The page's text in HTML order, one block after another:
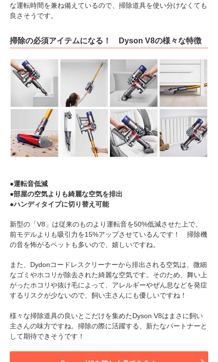
な運転時間を兼ね備えているので、掃除道具を使い分けなくても
良さそうです。
掃除の必須アイテムになる！ Dyson V8の様々な特徴
●運転音低減
●部屋の空気よりも綺麗な空気を排出
●ハンディタイプに切り替え可能
新型の「V8」は従来のものより運転音を50%低減させた上で、
前モデルよりも吸引力を15%アップさせているんです！ 掃除機
の音を怖がるペットも多いので、嬉しいですね。
また、Dydonコードレスクリーナーから排出される空気は、微細
なゴミやホコリが除去された綺麗な空気です。そのため、舞い上
がったホコリや抜け毛によって、アレルギーやぜん息などを発症
するリスクが少ないので、飼い主さんにも優しいですね！
様々な掃除道具の良いとこだけを集めたDyson V8はまさに飼い
主さんの味方ですね。掃除の際に活躍する、新たなパートナーと
して期待できそうです！